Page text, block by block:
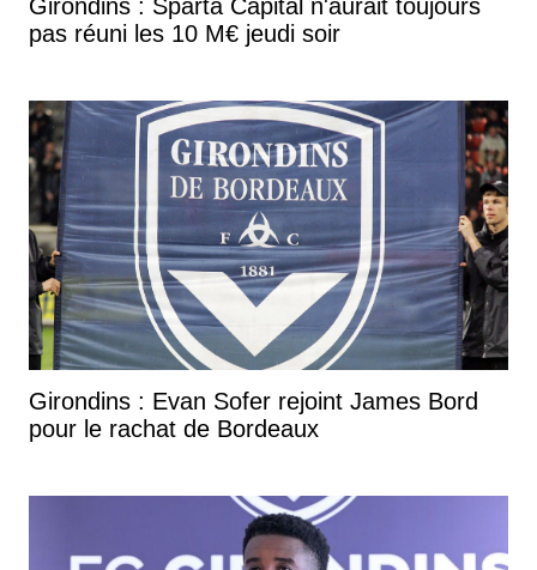
Girondins : Sparta Capital n'aurait toujours
pas réuni les 10 M€ jeudi soir
Girondins : Evan Sofer rejoint James Bord
pour le rachat de Bordeaux